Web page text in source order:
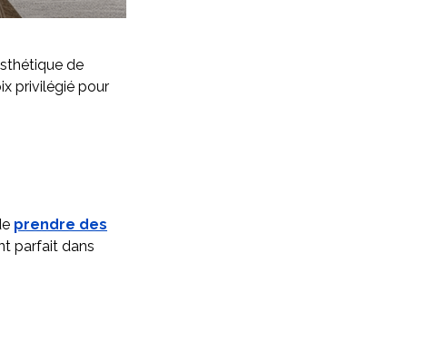
de
privilégié pour
prendre des
parfait dans